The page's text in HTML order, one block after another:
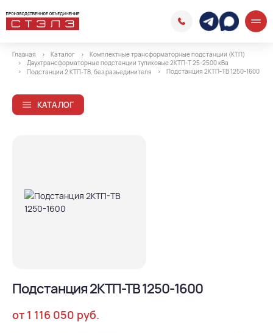
Главная Каталог
Комплектные трансформаторные подстанции (КТП)
Двухтрансформаторные подстанции тупиковые 2КТП-Т 25-2500 кВа
Подстанции 2 КТП-ТВ, без разъединителя
Подстанция 2КТП-ТВ 1250-1600
КАТАЛОГ
Подстанция 2КТП-ТВ 1250-1600
от 1 116 050 руб.